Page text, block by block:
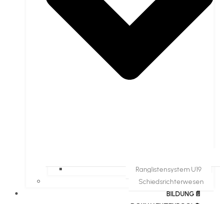
Ranglistensystem U19
Schiedsrichterwesen
BILDUNG📄